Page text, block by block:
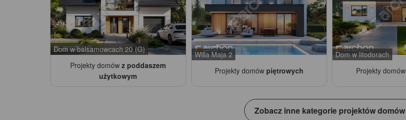
Dom w balsamowcach 20 (G)
Projekty domówz poddaszem
użytkowym
Willa Maja 2
Projekty domów piętrowych
Dom w litodorach
Projekty domów
Zobacz inne kategorie projektów domów